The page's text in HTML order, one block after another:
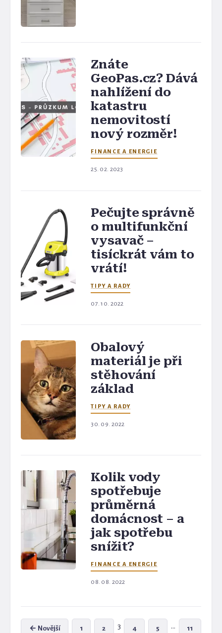
Znáte
GeoPas.cz? Dává
nahlížení do
katastru
nemovitostí
nový rozměr!
FINANCE A ENERGIE
25. 02. 2023
Pečujte správně
o multifunkční
vysavač –
tisíckrát vám to
vrátí!
TIPY A RADY
07. 10. 2022
Obalový
materiál je při
stěhování
základ
TIPY A RADY
30. 09. 2022
Kolik vody
spotřebuje
průměrná
domácnost – a
jak spotřebu
snížit?
FINANCE A ENERGIE
08. 08. 2022
← Novější 1 2 3 4 5 ... 11